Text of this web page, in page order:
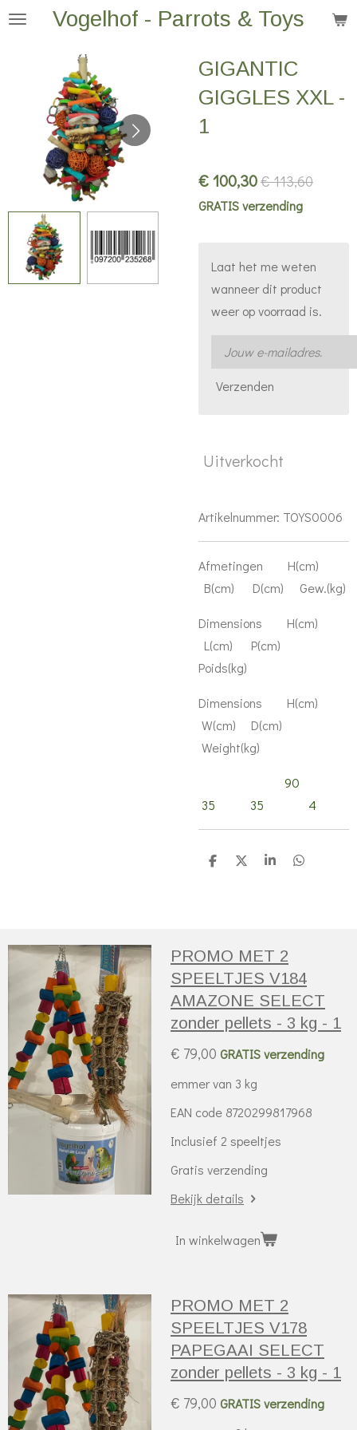
Ga
hoofdinhoud
Vogelhof - Parrots & Toys
GIGANTIC
GIGGLES XXL -
1
€ 100,30€ 113,60
GRATIS verzending
Laat het me weten
wanneer dit product
weer op voorraad is.
Verzenden
Uitverkocht
Artikelnummer: TOYS0006
Afmetingen H(cm)
B(cm) D(cm) Gew.(kg)
Dimensions H(cm)
L(cm) P(cm)
Poids(kg)
Dimensions H(cm)
W(cm) D(cm)
Weight(kg)
90
35 35 4
D
D
S
D
PROMO MET 2
SPEELTJES V184
AMAZONE SELECT
zonder pellets - 3 kg - 1
€ 79,00 GRATIS verzending
emmer van 3 kg
EAN code 8720299817968
Inclusief 2 speeltjes
Gratis verzending
Bekijk details
In winkelwagen
PROMO MET 2
SPEELTJES V178
PAPEGAAI SELECT
zonder pellets - 3 kg - 1
€ 79,00 GRATIS verzending